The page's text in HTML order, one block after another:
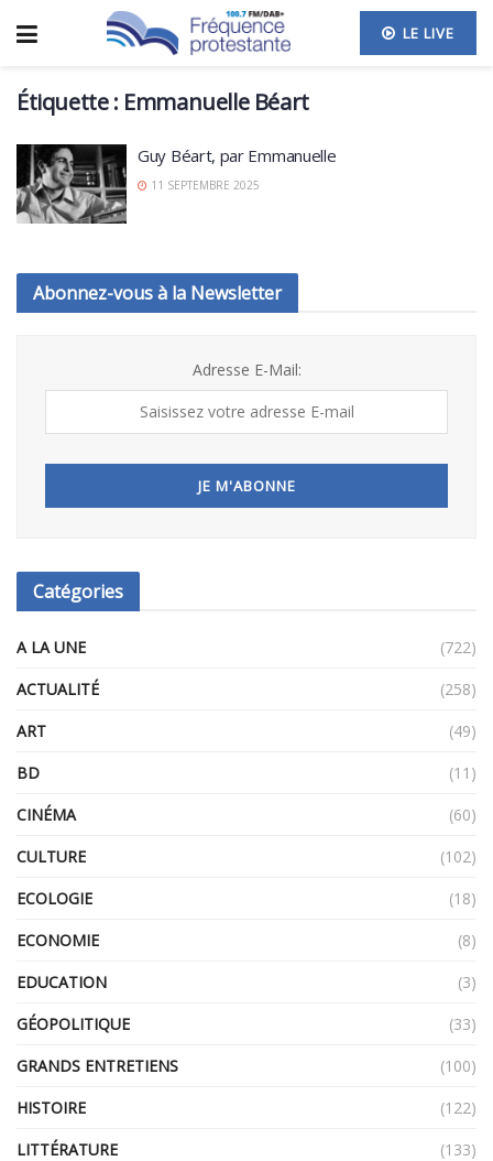
LE LIVE
Étiquette : Emmanuelle Béart
Guy Béart, par Emmanuelle
11 SEPTEMBRE 2025
Abonnez-vous à la Newsletter
Adresse E-Mail:
Catégories
A LA UNE
(722)
ACTUALITÉ
(258)
ART
(49)
BD
(11)
CINÉMA
(60)
CULTURE
(102)
ECOLOGIE
(18)
ECONOMIE
(8)
EDUCATION
(3)
GÉOPOLITIQUE
(33)
GRANDS ENTRETIENS
(100)
HISTOIRE
(122)
LITTÉRATURE
(133)